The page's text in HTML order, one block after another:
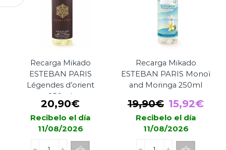
Recarga Mikado
ESTEBAN PARIS
Légendes d’orient
250ml
20,90€
Recibelo el día
11/08/2026
Recarga Mikado
ESTEBAN PARIS Monoï
and Moringa 250ml
19,90€ El
precio
original
15,92€El
Recibelo el día
11/08/2026